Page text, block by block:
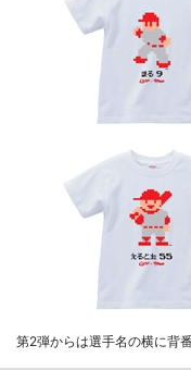
第2弾からは選手名の横に背